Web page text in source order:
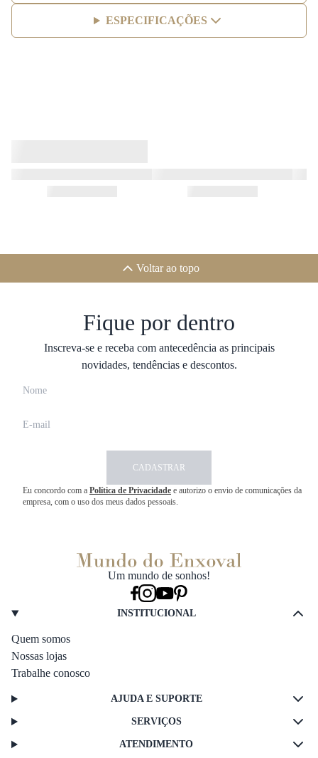
ESPECIFICAÇÕES
Voltar ao topo
Fique por dentro
Inscreva-se e receba com antecedência as principais
novidades, tendências e descontos.
CADASTRAR
Eu concordo com a Política de Privacidade e autorizo o envio de comunicações da
empresa, com o uso dos meus dados pessoais.
Um mundo de sonhos!
INSTITUCIONAL
Quem somos
Nossas lojas
Trabalhe conosco
AJUDA E SUPORTE
SERVIÇOS
ATENDIMENTO